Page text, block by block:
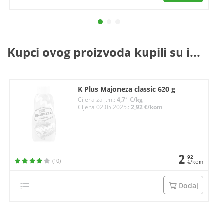
Kupci ovog proizvoda kupili su i...
K Plus Majoneza classic 620 g
Cijena za j.m.:4,71 €/kg
Cijena 02.05.2025.:2,92 €/kom
(10) 2 92
€/kom
Dodaj